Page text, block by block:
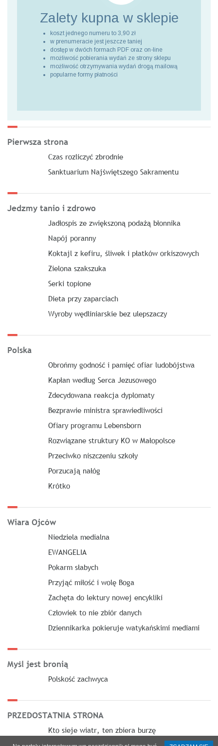
Zalety kupna w sklepie
koszt jednego numeru to 3,90 zł
w prenumeracie jest jeszcze taniej
dostęp w dwóch formach PDF oraz on-line
możliwość pobierania wydań ze strony sklepu
możliwość otrzymywania wydań drogą mailową
popularne formy płatności
Pierwsza strona
Czas rozliczyć zbrodnie
Sanktuarium Najświętszego Sakramentu
Jedzmy tanio i zdrowo
Jadłospis ze zwiększoną podażą błonnika
Napój poranny
Koktajl z kefiru, śliwek i płatków orkiszowych
Zielona szakszuka
Serki topione
Dieta przy zaparciach
Wyroby wędliniarskie bez ulepszaczy
Polska
Obrońmy godność i pamięć ofiar ludobójstwa
Kapłan według Serca Jezusowego
Zdecydowana reakcja dyplomaty
Bezprawie ministra sprawiedliwości
Ofiary programu Lebensborn
Rozwiązane struktury KO w Małopolsce
Przeciwko niszczeniu szkoły
Porzucają nałóg
Krótko
Wiara Ojców
Niedziela medialna
EWANGELIA
Pokarm słabych
Przyjąć miłość i wolę Boga
Zachęta do lektury nowej encykliki
Człowiek to nie zbiór danych
Dziennikarka pokieruje watykańskimi mediami
Myśl jest bronią
Polskość zachwyca
PRZEDOSTATNIA STRONA
Kto sieje wiatr, ten zbiera burzę